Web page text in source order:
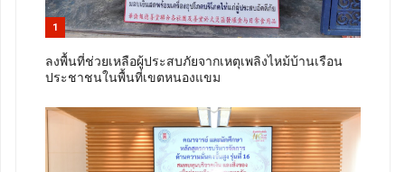
1
ลงพื้นที่ช่วยเหลือผู้ประสบภัยจากเหตุเพลิงไหม้บ้านเรือน
ประชาชนในพื้นที่เขตหนองแขม